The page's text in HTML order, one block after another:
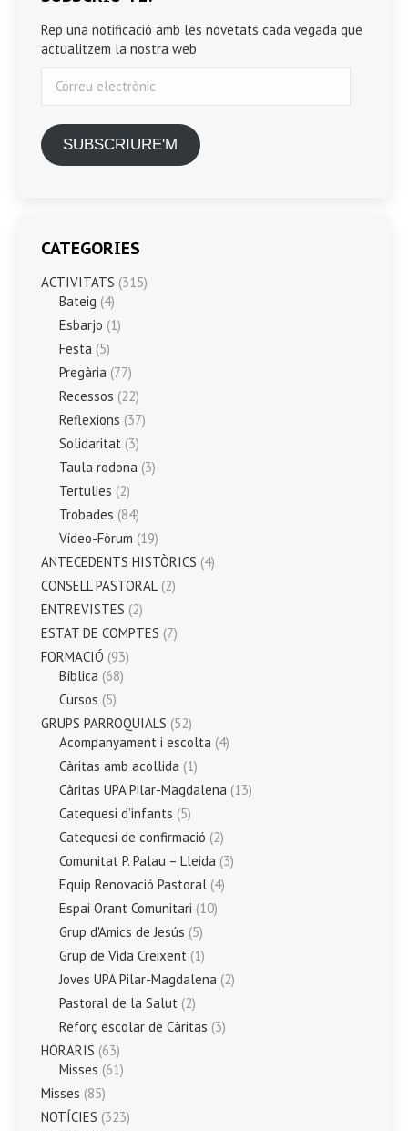
Rep una notificació amb les novetats cada vegada que
actualitzem la nostra web
electrònic
SUBSCRIURE'M
CATEGORIES
ACTIVITATS (315)
Bateig (4)
Esbarjo (1)
Festa (5)
Pregària (77)
Recessos (22)
Reflexions (37)
Solidaritat (3)
Taula rodona (3)
Tertulies (2)
Trobades (84)
Vídeo-Fòrum (19)
ANTECEDENTS HISTÒRICS (4)
CONSELL PASTORAL (2)
ENTREVISTES (2)
ESTAT DE COMPTES (7)
FORMACIÓ (93)
Bíblica (68)
Cursos (5)
GRUPS PARROQUIALS (52)
Acompanyament i escolta (4)
Càritas amb acollida (1)
Càritas UPA Pilar-Magdalena (13)
Catequesi d’infants (5)
Catequesi de confirmació (2)
Comunitat P. Palau – Lleida (3)
Equip Renovació Pastoral (4)
Espai Orant Comunitari (10)
Grup d'Amics de Jesús (5)
Grup de Vida Creixent (1)
Joves UPA Pilar-Magdalena (2)
Pastoral de la Salut (2)
Reforç escolar de Càritas (3)
HORARIS (63)
Misses (61)
Misses (85)
NOTÍCIES (323)